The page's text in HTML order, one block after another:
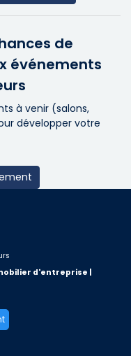
de
événements
à venir (salons,
développer votre
d'entreprise |